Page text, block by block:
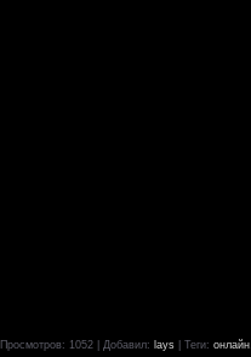
Просмотров: 1052 | Добавил: lays Теги: онлайн